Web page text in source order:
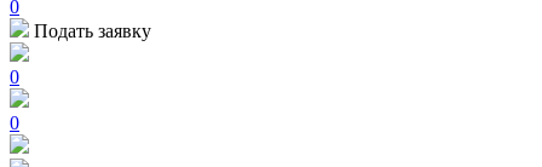
0
Подать заявку
0
0